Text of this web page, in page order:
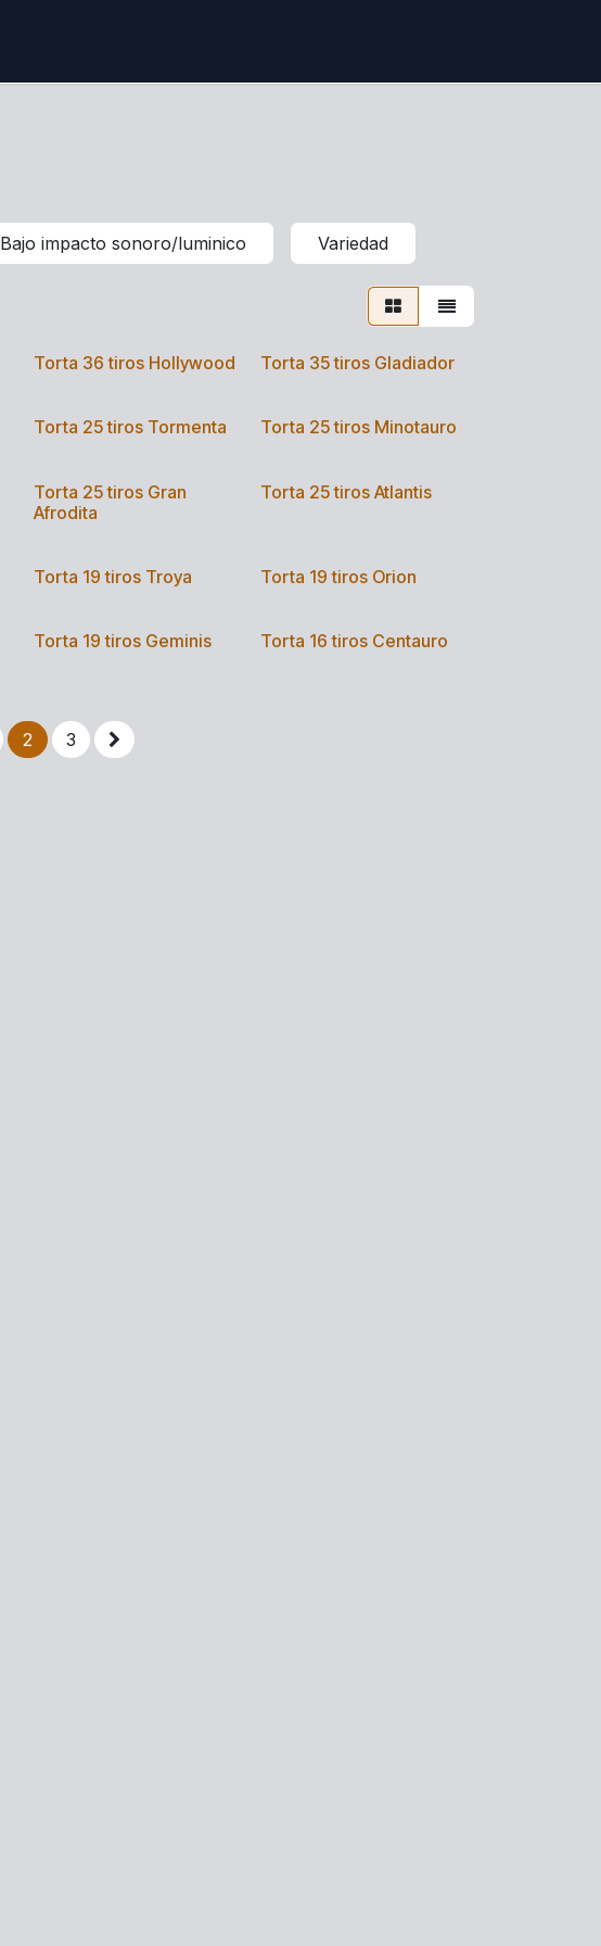
Bajo impacto sonoro/luminico Variedad
Torta 36 tiros Hollywood Torta 35 tiros Gladiador
Torta 25 tiros Tormenta Torta 25 tiros Minotauro
Torta 25 tiros Gran
Afrodita
Torta 25 tiros Atlantis
Torta 19 tiros Troya Torta 19 tiros Orion
Torta 19 tiros Geminis Torta 16 tiros Centauro
2 3